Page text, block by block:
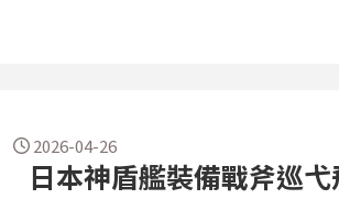
日本神盾艦裝備戰斧巡
2026-04-26